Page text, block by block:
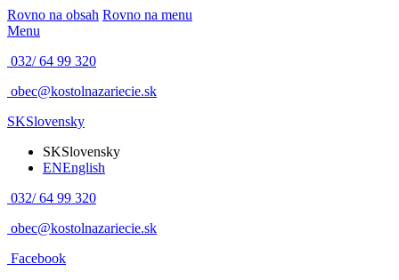
Rovno na obsah Rovno na menu
Menu
032/ 64 99 320
obec@kostolnazariecie.sk
SKSlovensky
SKSlovensky
ENEnglish
032/ 64 99 320
obec@kostolnazariecie.sk
Facebook